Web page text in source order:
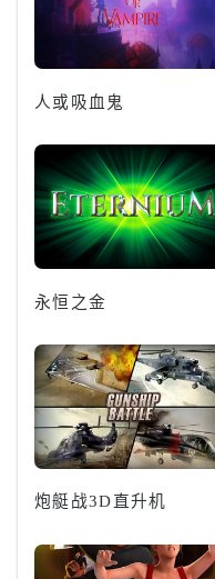
人或吸血鬼
永恒之金
炮艇战3D直升机